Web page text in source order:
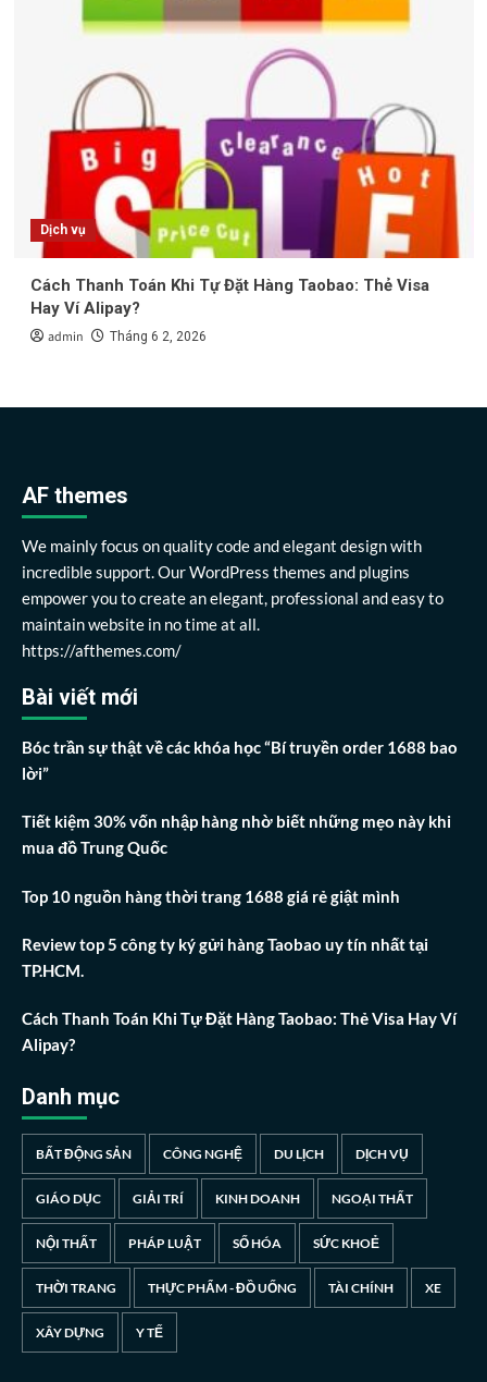
Dịch vụ
Cách Thanh Toán Khi Tự Đặt Hàng Taobao: Thẻ Visa
Hay Ví Alipay?
admin Tháng 6 2, 2026
AF themes
We mainly focus on quality code and elegant design with
incredible support. Our WordPress themes and plugins
empower you to create an elegant, professional and easy to
maintain website in no time at all.
https://afthemes.com/
Bài viết mới
Bóc trần sự thật về các khóa học “Bí truyền order 1688 bao
lời”
Tiết kiệm 30% vốn nhập hàng nhờ biết những mẹo này khi
mua đồ Trung Quốc
Top 10 nguồn hàng thời trang 1688 giá rẻ giật mình
Review top 5 công ty ký gửi hàng Taobao uy tín nhất tại
TP.HCM.
Cách Thanh Toán Khi Tự Đặt Hàng Taobao: Thẻ Visa Hay Ví
Alipay?
Danh mục
BẤT ĐỘNG SẢN CÔNG NGHỆ DU LỊCH DỊCH VỤ
GIÁO DỤC GIẢI TRÍ KINH DOANH NGOẠI THẤT
NỘI THẤT PHÁP LUẬT SỐ HÓA SỨC KHOẺ
THỜI TRANG THỰC PHẨM - ĐỒ UỐNG TÀI CHÍNH XE
XÂY DỰNG Y TẾ